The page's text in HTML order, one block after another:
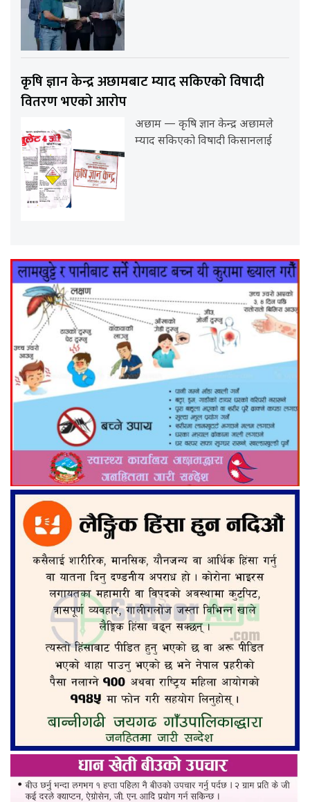
कृषि ज्ञान केन्द्र अछामबाट म्याद सकिएको विषादी
वितरण भएको आरोप
अछाम — कृषि ज्ञान केन्द्र अछामले
म्याद सकिएको विषादी किसानलाई